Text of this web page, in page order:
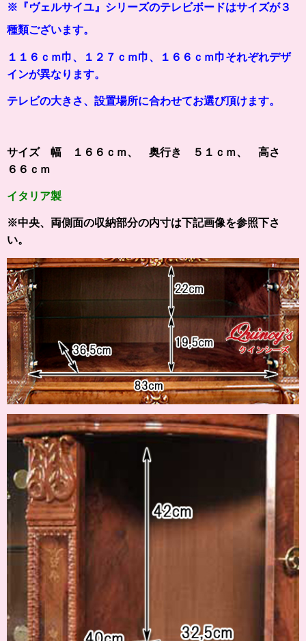
※ 『 ヴェルサイユ』シリーズのテレビボードはサイズが３
種類ございます。
１１６ｃｍ巾、１２７ｃｍ巾、１６６ｃｍ巾それぞれデザ
インが異なります。
テレビの大きさ、設置場所に合わせてお選び頂けます。
サイズ 幅 １６６ｃｍ、 奥行き ５１ｃｍ、 高さ
６６ｃｍ
イタリア製
※中央、両側面の収納部分の内寸は下記画像を参照下さ
い。